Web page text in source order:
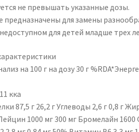
не превышать указанные дозы.
предназначены для замены
для детей младше трех
на 100 г на дозу 30 г
кка
87,5 г 26,2 г Углеводы 2,6 г 0,8 г
1000 мг 300 мг Бромелайн 1600